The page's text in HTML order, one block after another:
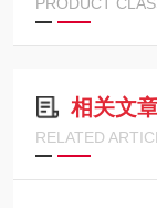
相关文
RELATED